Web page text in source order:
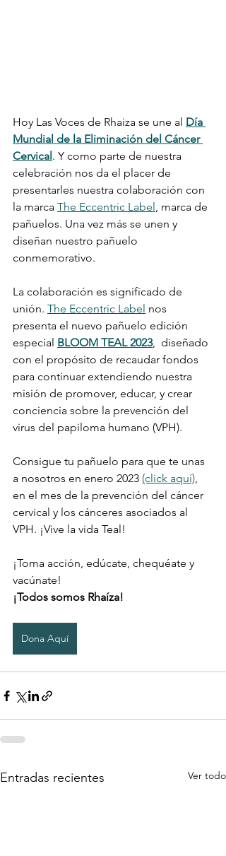
Hoy Las Voces de Rhaiza se une al Día
Mundial de la Eliminación del Cáncer
Cervical. Y como parte de nuestra
celebración nos da el placer de
presentarles nuestra colaboración con
la marca The Eccentric Label, marca de
pañuelos. Una vez más se unen y
diseñan nuestro pañuelo
conmemorativo.
La colaboración es significado de
unión. The Eccentric Label nos
presenta el nuevo pañuelo edición
especial BLOOM TEAL 2023,  diseñado
con el propósito de recaudar fondos
para continuar extendiendo nuestra
misión de promover, educar, y crear
conciencia sobre la prevención del
virus del papiloma humano (VPH).
Consigue tu pañuelo para que te unas
a nosotros en enero 2023 (click aquí),
en el mes de la prevención del cáncer
cervical y los cánceres asociados al
VPH. ¡Vive la vida Teal!
¡Toma acción, edúcate, chequéate y
vacúnate!
¡Todos somos Rhaíza!
Dona Aquí
Entradas recientes Ver todo